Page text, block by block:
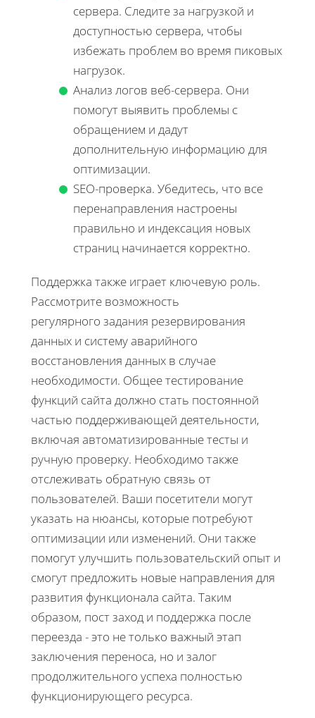
сервера. Следите за нагрузкой и
доступностью сервера, чтобы
избежать проблем во время пиковых
нагрузок.
Анализ логов веб-сервера. Они
помогут выявить проблемы с
обращением и дадут
дополнительную информацию для
оптимизации.
SEO-проверка. Убедитесь, что все
перенаправления настроены
правильно и индексация новых
страниц начинается корректно.
Поддержка также играет ключевую роль.
Рассмотрите возможность
регулярного задания резервирования
данных и систему аварийного
восстановления данных в случае
необходимости. Общее тестирование
функций сайта должно стать постоянной
частью поддерживающей деятельности,
включая автоматизированные тесты и
ручную проверку. Необходимо также
отслеживать обратную связь от
пользователей. Ваши посетители могут
указать на нюансы, которые потребуют
оптимизации или изменений. Они также
помогут улучшить пользовательский опыт и
смогут предложить новые направления для
развития функционала сайта. Таким
образом, пост заход и поддержка после
переезда - это не только важный этап
заключения переноса, но и залог
продолжительного успеха полностью
функционирующего ресурса.